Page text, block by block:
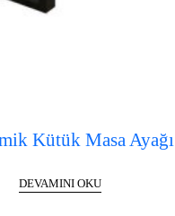
Kütük Masa Ayağı
DEVAMINI OKU